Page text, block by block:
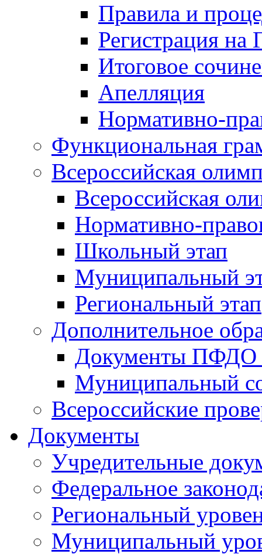
Правила и
Регистрация
Итоговое
Апелляция
Нормативно-
Функциональная
Всероссийская
Всероссийская
Нормативно-
Школьный этап
Муниципальный
Региональный этап
Дополнительное
Документы ПФДО
Муниципальный
Всероссийские
Документы
Учредительные
Федеральное
Региональный
Муниципальный